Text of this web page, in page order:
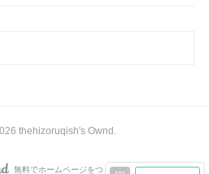
thehizoruqish's Ownd .
無料でホームページをつくろう